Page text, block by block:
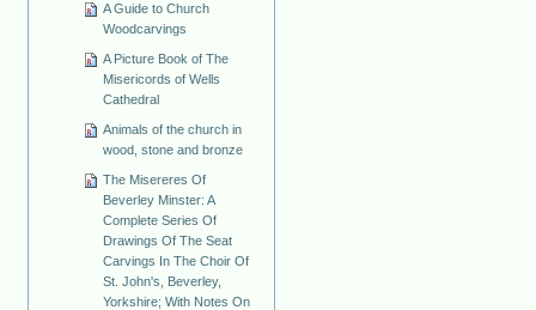
A Guide to Church
Woodcarvings
A Picture Book of The
Misericords of Wells
Cathedral
Animals of the church in
wood, stone and bronze
The Misereres Of
Beverley Minster: A
Complete Series Of
Drawings Of The Seat
Carvings In The Choir Of
St. John's, Beverley,
Yorkshire; With Notes On